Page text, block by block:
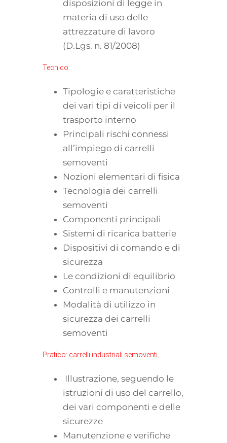
disposizioni di legge in
materia di uso delle
attrezzature di lavoro
(D.Lgs. n. 81/2008)
Tecnico:
Tipologie e caratteristiche
dei vari tipi di veicoli per il
trasporto interno
Principali rischi connessi
all’impiego di carrelli
semoventi
Nozioni elementari di fisica
Tecnologia dei carrelli
semoventi
Componenti principali
Sistemi di ricarica batterie
Dispositivi di comando e di
sicurezza
Le condizioni di equilibrio
Controlli e manutenzioni
Modalità di utilizzo in
sicurezza dei carrelli
semoventi
Pratico: carrelli industriali semoventi
Illustrazione, seguendo le
istruzioni di uso del carrello,
dei vari componenti e delle
sicurezze
Manutenzione e verifiche